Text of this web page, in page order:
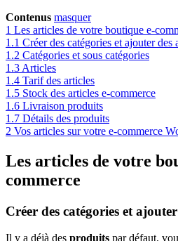
Contenus masquer
1 Les articles de votre boutique e-
1.1 Créer des catégories et ajouter des
1.2 Catégories et sous catégories
1.3 Articles
1.4 Tarif des articles
1.5 Stock des articles e-commerce
1.6 Livraison produits
1.7 Détails des produits
2 Vos articles sur votre e-commerce
Les articles de votre
commerce
Créer des catégories et
Il y a déjà des produits par défaut,